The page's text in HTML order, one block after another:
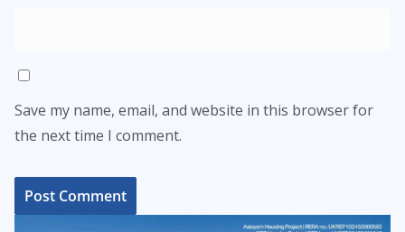
Save my name, email, and website in this browser for
the next time I comment.